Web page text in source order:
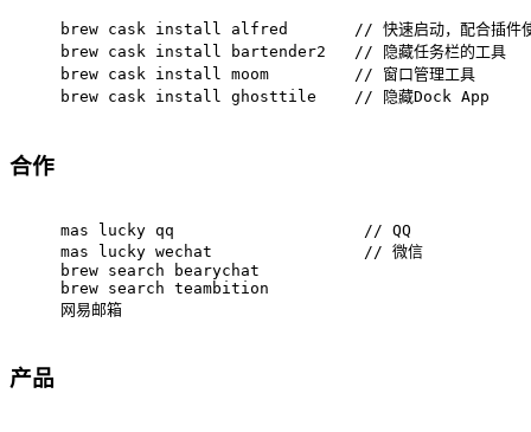
brew cask install alfred       // 快速启动，配合插件
brew cask install bartender2   // 隐藏任务栏的工具
brew cask install moom         // 窗口管理工具
brew cask install ghosttile    // 隐藏Dock App
合作
mas lucky qq                    // QQ
mas lucky wechat                // 微信
brew search bearychat
brew search teambition
网易邮箱
产品